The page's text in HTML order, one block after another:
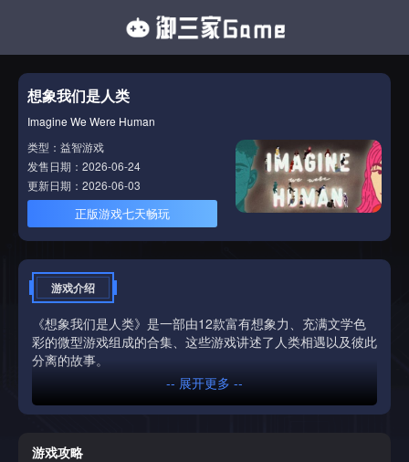
想象我们是人类
Imagine We Were Human
类型：益智游戏
发售日期：2026-06-24
更新日期：2026-06-03
正版游戏七天畅玩
游戏介绍
《想象我们是人类》是一部由12款富有想象力、充满文学色
彩的微型游戏组成的合集、这些游戏讲述了人类相遇以及彼此
分离的故事。
-- 展开更多 --
游戏攻略